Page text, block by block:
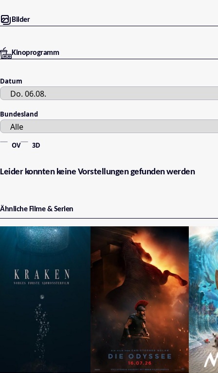
Bilder
Kinoprogramm
Datum
Bundesland
OV 3D
Leider konnten keine Vorstellungen gefunden werden
Ähnliche Filme & Serien